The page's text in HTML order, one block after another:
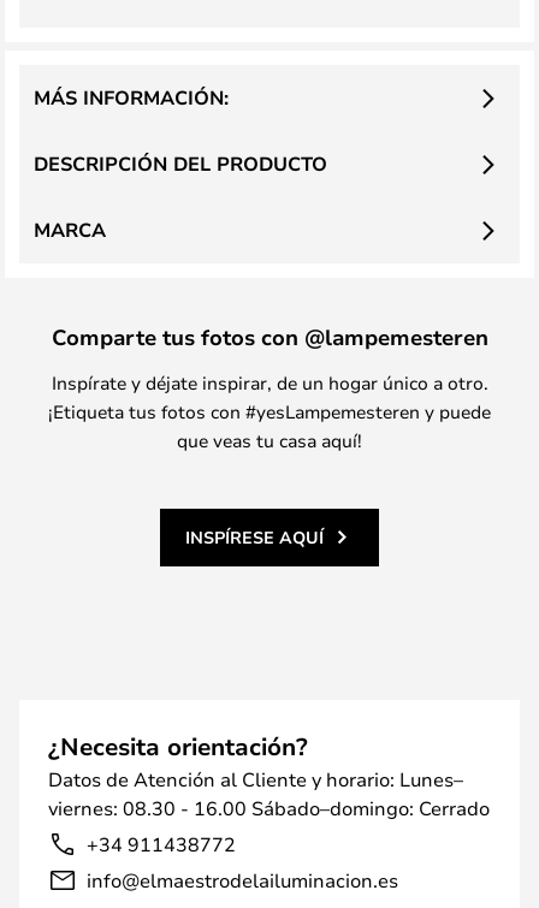
DESCRIPCIÓN DEL PRODUCTO
MÁS INFORMACIÓN:
MARCA
Comparte tus fotos con @lampemesteren
Inspírate y déjate inspirar, de un hogar único a otro.
¡Etiqueta tus fotos con #yesLampemesteren y puede
que veas tu casa aquí!
INSPÍRESE AQUÍ
¿Necesita orientación?
Datos de Atención al Cliente y horario: Lunes–
viernes: 08.30 - 16.00 Sábado–domingo: Cerrado
+34 911438772
info@elmaestrodelailuminacion.es